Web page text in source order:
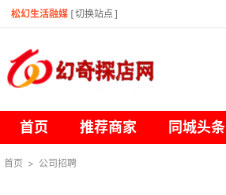
松幻生活融媒 [切换站点 ]
首页 推荐商家 同城头条
首页 > 公司招聘